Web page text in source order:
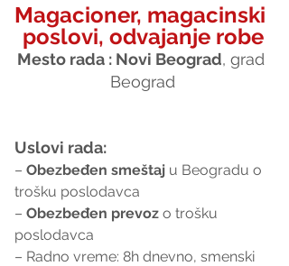
Magacioner, magacinski
poslovi, odvajanje robe
Mesto rada : Novi Beograd, grad
Beograd
Uslovi rada:
– Obezbeđen smeštaj u Beogradu o
trošku poslodavca
– Obezbeđen prevoz o trošku
poslodavca
– Radno vreme: 8h dnevno, smenski